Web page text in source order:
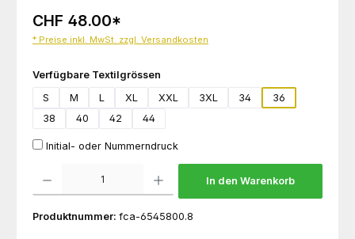
CHF 48.00*
* Preise inkl. MwSt. zzgl. Versandkosten
Verfügbare Textilgrössen
S
M L XL XXL 3XL 34
36
38
40 42 44
Initial- oder Nummerndruck
In den Warenkorb
Produktnummer: fca-6545800.8